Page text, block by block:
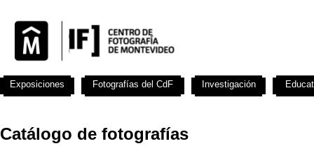
Catálogo de fotografías
Exposiciones Fotografías del CdF Investigación